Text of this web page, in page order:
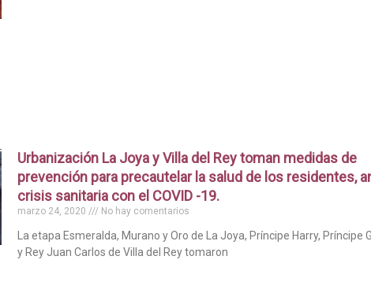
Urbanización La Joya y Villa del Rey toman medidas de
prevención para precautelar la salud de los residentes,
crisis sanitaria con el COVID -19.
marzo 24, 2020 No hay comentarios
La etapa Esmeralda, Murano y Oro de La Joya, Príncipe Harry, Príncipe
y Rey Juan Carlos de Villa del Rey tomaron